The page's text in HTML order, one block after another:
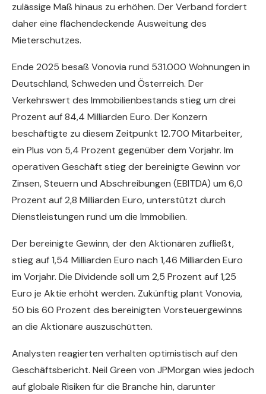
zulässige Maß hinaus zu erhöhen. Der Verband fordert
daher eine flächendeckende Ausweitung des
Mieterschutzes.
Ende 2025 besaß Vonovia rund 531.000 Wohnungen in
Deutschland, Schweden und Österreich. Der
Verkehrswert des Immobilienbestands stieg um drei
Prozent auf 84,4 Milliarden Euro. Der Konzern
beschäftigte zu diesem Zeitpunkt 12.700 Mitarbeiter,
ein Plus von 5,4 Prozent gegenüber dem Vorjahr. Im
operativen Geschäft stieg der bereinigte Gewinn vor
Zinsen, Steuern und Abschreibungen (EBITDA) um 6,0
Prozent auf 2,8 Milliarden Euro, unterstützt durch
Dienstleistungen rund um die Immobilien.
Der bereinigte Gewinn, der den Aktionären zufließt,
stieg auf 1,54 Milliarden Euro nach 1,46 Milliarden Euro
im Vorjahr. Die Dividende soll um 2,5 Prozent auf 1,25
Euro je Aktie erhöht werden. Zukünftig plant Vonovia,
50 bis 60 Prozent des bereinigten Vorsteuergewinns
an die Aktionäre auszuschütten.
Analysten reagierten verhalten optimistisch auf den
Geschäftsbericht. Neil Green von JPMorgan wies jedoch
auf globale Risiken für die Branche hin, darunter